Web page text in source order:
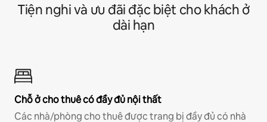
Tiện nghi và ưu đãi đặc biệt cho khách ở
dài hạn
Chỗ ở cho thuê có đầy đủ nội thất
Các nhà/phòng cho thuê được trang bị đầy đủ có nhà